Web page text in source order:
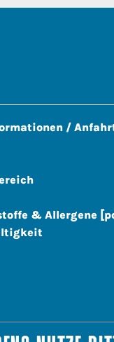
/
& Allergene